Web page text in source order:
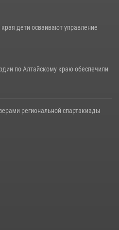
дети осваивают управление
по Алтайскому краю обеспечили
региональной спартакиады